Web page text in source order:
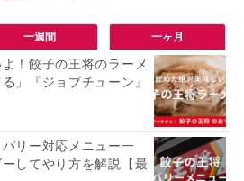
一週間 一ヶ月
！餃子の王将のラーメ
」『ジョブチューン』
リー対応メニュー一
してやり方を解説【最